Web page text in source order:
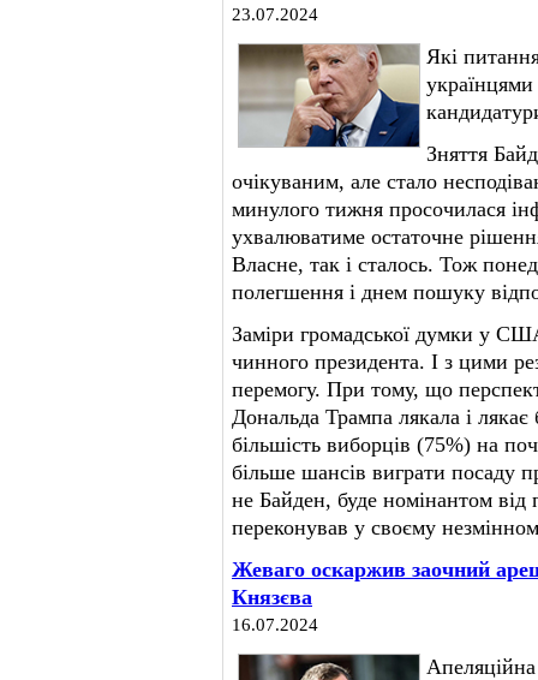
23.07.2024
Які
українцями
Зняття
очікуваним, але стало
минулого тижня просочилася
ухвалюватиме остаточне
Власне, так і сталось. Тож
полегшення і днем пошуку
Заміри громадської думки у
чинного президента. І з цими
перемогу. При тому, що
Дональда Трампа лякала і
більшість виборців (75%) на
більше шансів виграти посаду
не Байден, буде номінантом
переконував у своєму
Жеваго оскаржив заочний
Князєва
16.07.2024